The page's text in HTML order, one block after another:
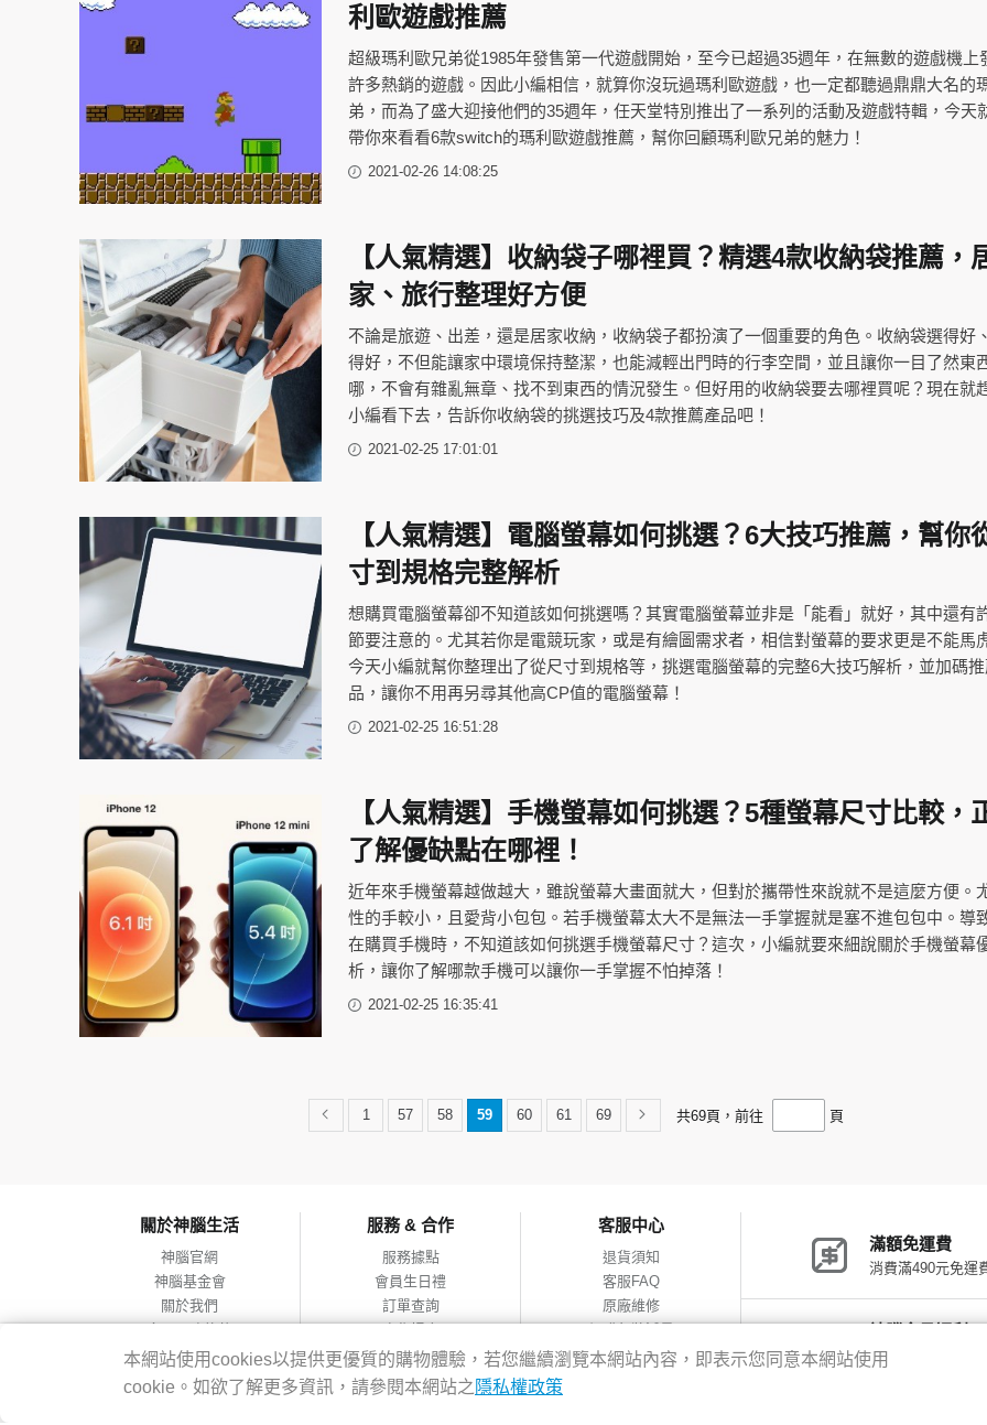
利歐遊戲推薦
超級瑪利歐兄弟從1985年發售第一代遊戲開始，至今已超過35週年，在無數的遊戲機上
許多熱銷的遊戲。因此小編相信，就算你沒玩過瑪利歐遊戲，也一定都聽過鼎鼎大名的
弟，而為了盛大迎接他們的35週年，任天堂特別推出了一系列的活動及遊戲特輯，今天
帶你來看看6款switch的瑪利歐遊戲推薦，幫你回顧瑪利歐兄弟的魅力！
2021-02-26 14:08:25
【人氣精選】收納袋子哪裡買？精選4款收納袋推薦，
家、旅行整理好方便
不論是旅遊、出差，還是居家收納，收納袋子都扮演了一個重要的角色。收納袋選得好
得好，不但能讓家中環境保持整潔，也能減輕出門時的行李空間，並且讓你一目了然東
哪，不會有雜亂無章、找不到東西的情況發生。但好用的收納袋要去哪裡買呢？現在就
小編看下去，告訴你收納袋的挑選技巧及4款推薦產品吧！
2021-02-25 17:01:01
【人氣精選】電腦螢幕如何挑選？6大技巧推薦，幫你
寸到規格完整解析
想購買電腦螢幕卻不知道該如何挑選嗎？其實電腦螢幕並非是「能看」就好，其中還有
節要注意的。尤其若你是電競玩家，或是有繪圖需求者，相信對螢幕的要求更是不能馬
今天小編就幫你整理出了從尺寸到規格等，挑選電腦螢幕的完整6大技巧解析，並加碼
品，讓你不用再另尋其他高CP值的電腦螢幕！
2021-02-25 16:51:28
【人氣精選】手機螢幕如何挑選？5種螢幕尺寸比較，
了解優缺點在哪裡！
近年來手機螢幕越做越大，雖說螢幕大畫面就大，但對於攜帶性來說就不是這麼方便。
性的手較小，且愛背小包包。若手機螢幕太大不是無法一手掌握就是塞不進包包中。導
在購買手機時，不知道該如何挑選手機螢幕尺寸？這次，小編就要來細說關於手機螢幕
析，讓你了解哪款手機可以讓你一手掌握不怕掉落！
2021-02-25 16:35:41
1 57 58 59 60 61 69 共69頁，前往 頁
關於神腦生活
神腦官網
神腦基金會
關於我們
會員服務條款
隱私權政策
網站導覽
服務 & 合作
服務據點
會員生日禮
訂單查詢
合作提案
客服中心
退貨須知
客服FAQ
原廠維修
網購包裝減量
滿額免運費
消費滿490元免運
會員獨享優惠
本網站使用cookies以提供更優質的購物體驗，若您繼續瀏覽本網站內容，即表示您同意本網站使用
cookie。如欲了解更多資訊，請參閱本網站之 隱私權政策